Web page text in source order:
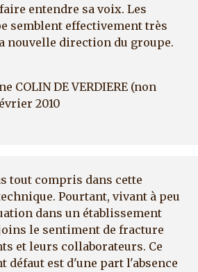
entendre sa voix. Les
semblent effectivement très
nouvelle direction du groupe.
COLIN DE VERDIERE (non
2010
tout compris dans cette
Pourtant, vivant à peu
dans un établissement
le sentiment de fracture
et leurs collaborateurs. Ce
défaut est d'une part l'absence